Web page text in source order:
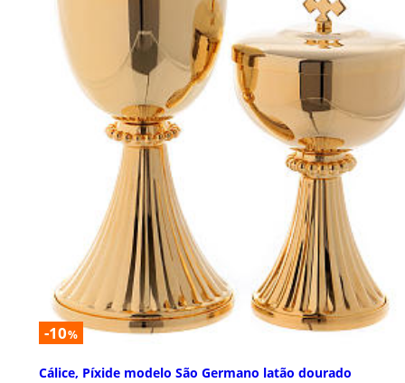
-10%
Cálice, Píxide modelo São Germano latão dourado